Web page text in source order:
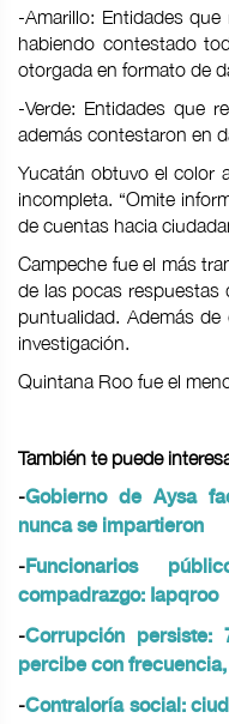
-Amarillo: Entidades
habiendo contestado
otorgada en formato de
-Verde: Entidades que
además contestaron en
Yucatán obtuvo el color
incompleta. “Omite
de cuentas hacia
Campeche fue el más
de las pocas respuestas
puntualidad. Además
investigación.
Quintana Roo fue el
También te puede
-Gobierno de Aysa
nunca se impartieron
-Funcionarios
compadrazgo: Iapqroo
-Corrupción
percibe con
-Contraloría social: